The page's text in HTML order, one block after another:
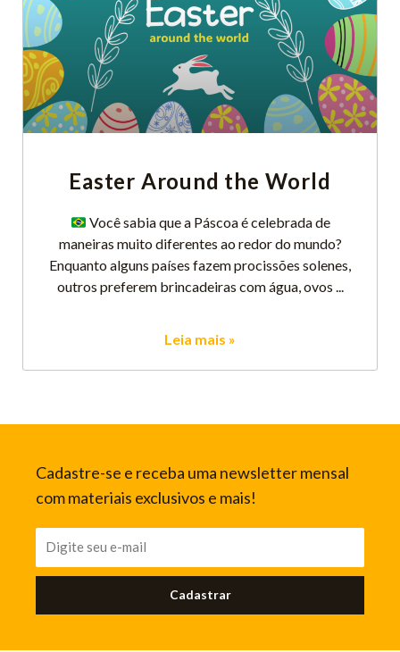
Easter Around the World
Você sabia que a Páscoa é celebrada de
maneiras muito diferentes ao redor do mundo?
Enquanto alguns países fazem procissões solenes,
outros preferem brincadeiras com água, ovos
Leia mais »
Cadastre-se e receba uma newsletter mensal
com materiais exclusivos e mais!
Cadastrar